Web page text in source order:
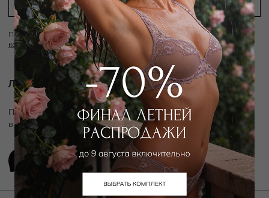
Подписываясь на рассылку вы соглашаетесь с условиямиПолитики
конфиденциальности
Личный ассистент.
Подключите личного ассистента "Дикой Орхидеи"
в удобном мессенджере